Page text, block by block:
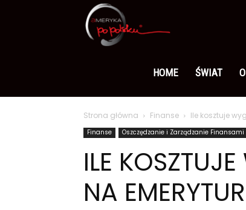
po
polsku
HOME ŚWIAT
Strona główna Finanse Ile kosztuje
Finanse Oszczędzanie i Zarządzanie Finansami
ILE
NA